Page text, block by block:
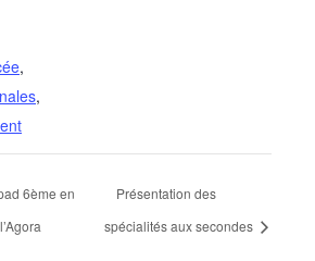
,
,
6ème en
Présentation des
spécialités aux secondes